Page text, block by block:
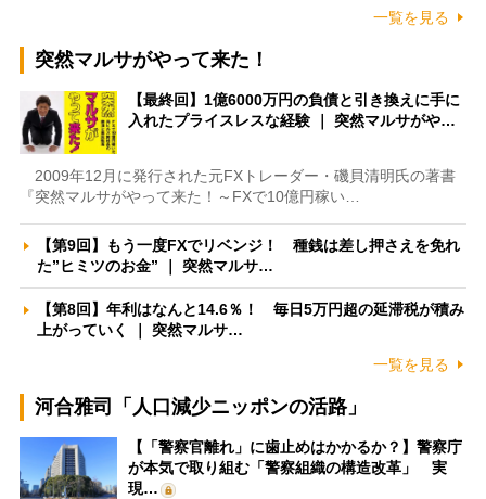
一覧を見る
突然マルサがやって来た！
【最終回】1億6000万円の負債と引き換えに手に
入れたプライスレスな経験 ｜ 突然マルサがや…
2009年12月に発行された元FXトレーダー・磯貝清明氏の著書
『突然マルサがやって来た！～FXで10億円稼い…
【第9回】もう一度FXでリベンジ！ 種銭は差し押さえを免れ
た”ヒミツのお金” ｜ 突然マルサ…
【第8回】年利はなんと14.6％！ 毎日5万円超の延滞税が積み
上がっていく ｜ 突然マルサ…
一覧を見る
河合雅司「人口減少ニッポンの活路」
【「警察官離れ」に歯止めはかかるか？】警察庁
が本気で取り組む「警察組織の構造改革」 実
現…